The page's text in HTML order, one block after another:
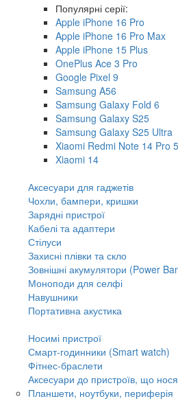
Популярні серії:
Apple iPhone 16 Pro
Apple iPhone 16 Pro Max
Apple iPhone 15 Plus
OnePlus Ace 3 Pro
Google Pixel 9
Samsung A56
Samsung Galaxy Fold 6
Samsung Galaxy S25
Samsung Galaxy S25 Ultra
Xiaomi Redmi Note 14 Pro
Xiaomi 14
Аксесуари для гаджетів
Чохли, бампери, кришки
Зарядні пристрої
Кабелі та адаптери
Стілуси
Захисні плівки та скло
Зовнішні акумулятори (Power
Моноподи для селфі
Навушники
Портативна акустика
Носимі пристрої
Смарт-годинники (Smart watch)
Фітнес-браслети
Аксесуари до пристроїв, що
Планшети, ноутбуки, периферія